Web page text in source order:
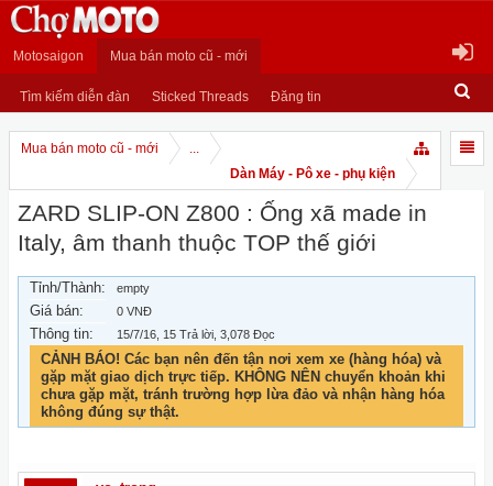
Motosaigon Mua bán moto cũ - mới
Tìm kiếm diễn đàn Sticked Threads Đăng tin
Mua bán moto cũ - mới
...
Dàn Máy - Pô xe - phụ kiện
ZARD SLIP-ON Z800 : Ống xã made in
Italy, âm thanh thuộc TOP thế giới
Tỉnh/Thành: empty
Giá bán: 0 VNĐ
Thông tin: 15/7/16 , 15 Trả lời, 3,078 Đọc
CẢNH BÁO! Các bạn nên đến tận nơi xem xe (hàng hóa) và
gặp mặt giao dịch trực tiếp. KHÔNG NÊN chuyển khoản khi
chưa gặp mặt, tránh trường hợp lừa đảo và nhận hàng hóa
không đúng sự thật.